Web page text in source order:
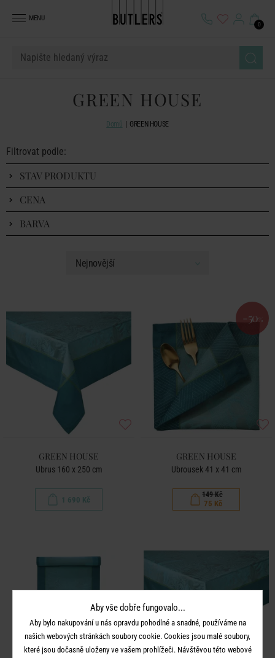
MENU
0
GREEN HOUSE
Domů GREEN HOUSE
Filtrovat podle:
STAV PRODUKTU
CENA
BARVA
GREEN HOUSE
Ubrus 160 x 250 cm
1 690 Kč
-50%
GREEN HOUSE
Ubrousek 41 x 41 cm
149 Kč
75 Kč
Aby vše dobře fungovalo...
Aby bylo nakupování u nás opravdu pohodlné a snadné, používáme na
našich webových stránkách soubory cookie. Cookies jsou malé soubory,
které jsou dočasně uloženy ve vašem prohlížeči. Návštěvou této webové